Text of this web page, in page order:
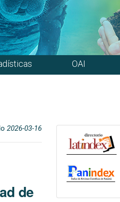
OAI
2026-03-16
de